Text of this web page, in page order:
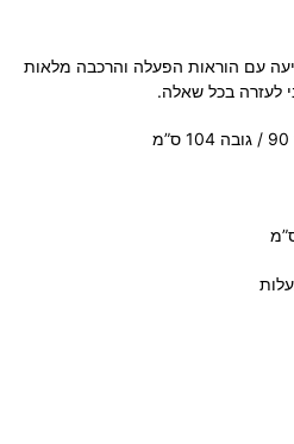
עם הוראות הפעלה והרכבה מלאות
לעזרה בכל שאלה.